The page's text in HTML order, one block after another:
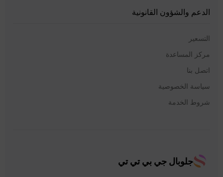
الدعم والشؤون القانونية
التسعير
مركز المساعدة
اتصل بنا
سياسة الخصوصية
شروط الخدمة
جلوبال جي بي تي تي